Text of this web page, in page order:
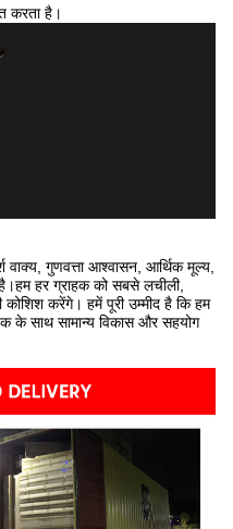
करता है।
गुणवत्ता आश्वासन, आर्थिक मूल्य,
हर ग्राहक को सबसे लचीली,
करेंगे। हमें पूरी उम्मीद है कि हम
के साथ सामान्य विकास और सहयोग